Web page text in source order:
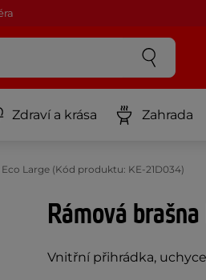
Zdraví a krása Zahrada
Large (Kód produktu: KE-21D034)
Rámová
Vnitřní přihrádka,